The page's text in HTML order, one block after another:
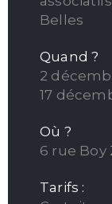
Belles
Quand ?
2
17
Où ?
6 rue Boy
Tarifs :